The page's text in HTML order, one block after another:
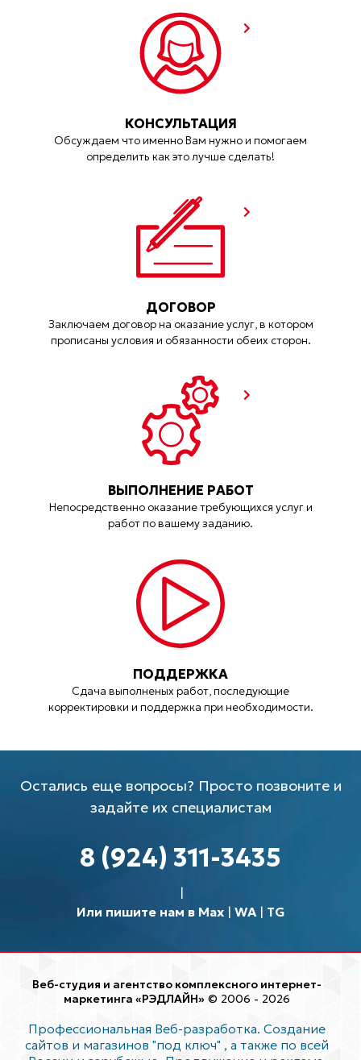
КОНСУЛЬТАЦИЯ
Обсуждаем что именно Вам нужно и помогаем
определить как это лучше сделать!
ДОГОВОР
Заключаем договор на оказание услуг, в котором
прописаны условия и обязанности обеих сторон.
ВЫПОЛНЕНИЕ РАБОТ
Непосредственно оказание требующихся услуг и
работ по вашему заданию.
ПОДДЕРЖКА
Сдача выполненых работ, последующие
корректировки и поддержка при необходимости.
Остались еще вопросы? Просто позвоните и
задайте их специалистам
8 (924) 311-3435
Или пишите нам в Max| WA| TG
Веб-студия и агентство комплексного интернет-
маркетинга «РЭДЛАЙН» © 2006 - 2026
Профессиональная Веб-разработка. Создание
сайтов и магазинов "под ключ" , а также по всей